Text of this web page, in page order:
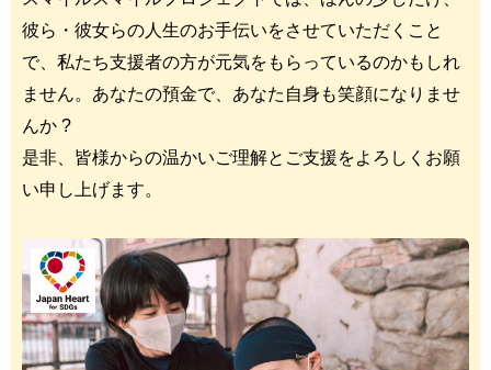
彼ら・彼女らの人生のお手伝いをさせていただくこと
で、私たち支援者の方が元気をもらっているのかもしれ
ません。あなたの預金で、あなた自身も笑顔になりませ
んか ?
是非、皆様からの温かいご理解とご支援をよろしくお願
い申し上げます。